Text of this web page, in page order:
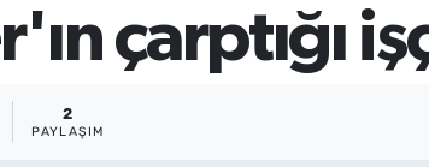
GRAM ALTIN
6660.55
0.03
BİST100
çarptığı
2
PAYLAŞIM